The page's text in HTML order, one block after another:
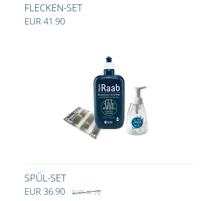
FLECKEN-SET
EUR 41.90
SPÜL-SET
EUR 36.90EUR 41.70